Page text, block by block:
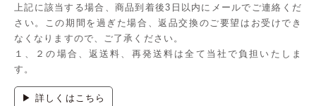
上記に該当する場合、商品到着後3日以内にメールでご連絡くだ
さい。この期間を過ぎた場合、返品交換のご要望はお受けでき
なくなりますので、ご了承ください。
１、２の場合、返送料、再発送料は全て当社で負担いたしま
す。
▶ 詳しくはこちら